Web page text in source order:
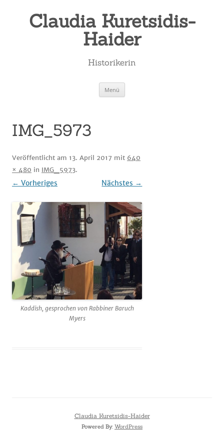
springenClaudia Kuretsidis-
Haider
Historikerin
Menü
IMG_5973
Veröffentlicht am 13. April 2017 mit 640
× 480 in IMG_5973.
← Vorheriges Nächstes →
Kaddish, gesprochen von Rabbiner Baruch
Myers
Claudia Kuretsidis-Haider
Powered By: WordPress